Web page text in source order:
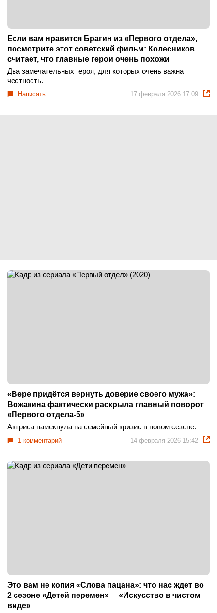
Если вам нравится Брагин из «Первого отдела»,
посмотрите этот советский фильм: Колесников
считает, что главные герои очень похожи
Два замечательных героя, для которых очень важна
честность.
Написать 17 февраля 2026 17:09
«Вере придётся вернуть доверие своего мужа»:
Вожакина фактически раскрыла главный поворот
«Первого отдела-5»
Актриса намекнула на семейный кризис в новом сезоне.
1 комментарий 14 февраля 2026 15:42
Это вам не копия «Слова пацана»: что нас ждет во
2 сезоне «Детей перемен» —«Искусство в чистом
виде»